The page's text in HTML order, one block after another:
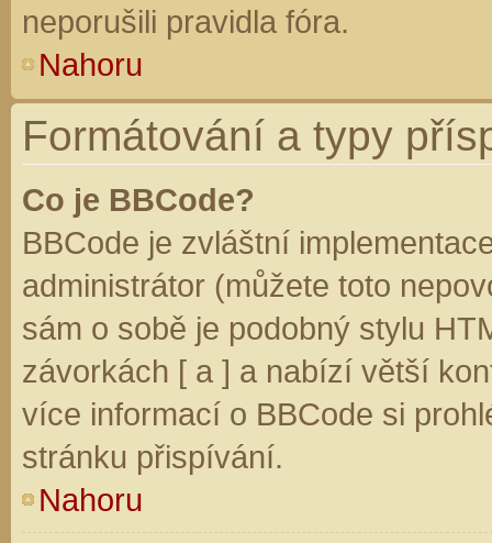
neporušili pravidla fóra.
Nahoru
Formátování a typy
Co je BBCode?
BBCode je zvláštní
administrátor (můžete toto
sám o sobě je podobný stylu
závorkách [ a ] a nabízí větší
více informací o BBCode si
stránku přispívání.
Nahoru